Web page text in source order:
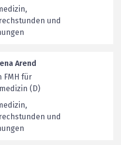
und
Arend
FMH für
(D)
und